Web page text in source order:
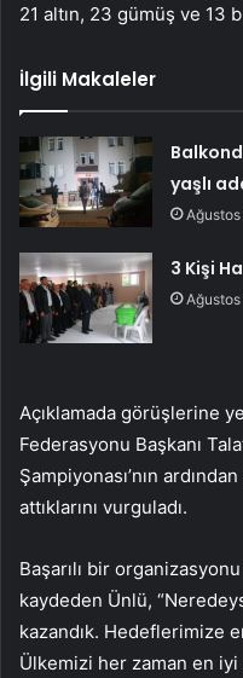
21 altın, 23 gümüş ve 13
İlgili Makaleler
yaşlı
3 Kişi
Açıklamada görüşlerine
Federasyonu Başkanı
Şampiyonası’nın
attıklarını vurguladı.
Başarılı bir
kaydeden Ünlü,
kazandık. Hedeflerimize
Ülkemizi her zaman en